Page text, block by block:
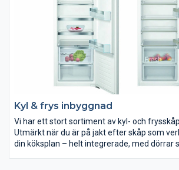
hittar du vårt utbud av köksmaskiner. Med
jobbet i köket både enklare och roligare.
Kyl & frys inbyggnad
Vi har ett stort sortiment av kyl- och
Utmärkt när du är på jakt efter skåp som
din köksplan – helt integrerade, med dörrar